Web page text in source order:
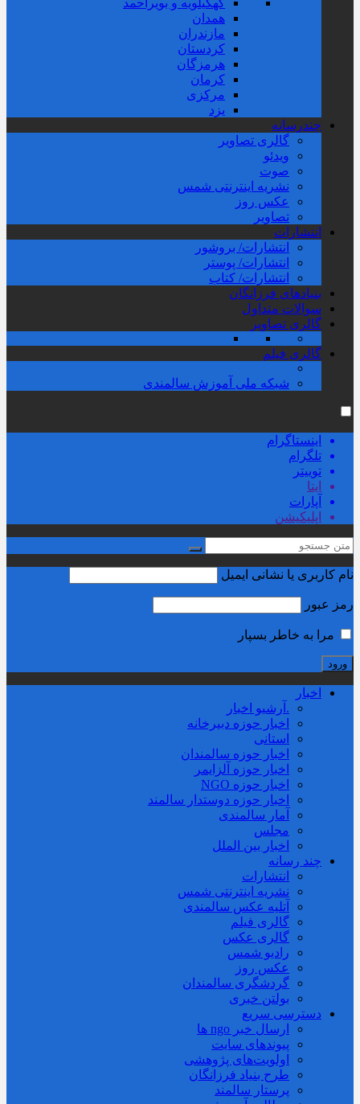
کهگیلویه و بویراحمد
همدان
مازندران
کردستان
هرمزگان
کرمان
مرکزی
یزد
چندرسانه
گالری تصاویر
ویدئو
صوت
نشریه اینترنتی شمس
عکس روز
تصاویر
انتشارات
انتشارات/ بروشور
انتشارات/ پوستر
انتشارات/ کتاب
بنیادهای فرزانگان
سوالات متداول
گالری تصاویر
گالری فیلم
شبکه ملی آموزش سالمندی
اینستاگرام
تلگرام
توییتر
ایتا
آپارات
اپلیکیشن
نام کاربری یا نشانی ایمیل
رمز عبور
مرا به خاطر بسپار
اخبار
.آرشیو اخبار
اخبار حوزه دبیرخانه
استانی
اخبار حوزه سالمندان
اخبار حوزه آلزايمر
اخبار حوزه NGO
اخبار حوزه دوستدار سالمند
آمار سالمندی
مجلس
اخبار بین الملل
چند رسانه
انتشارات
نشریه اینترنتی شمس
آتلیه عکس سالمندی
گالری فیلم
گالری عکس
رادیو شمس
عکس روز
گردشگری سالمندان
بولتن خبری
دسترسی سریع
ارسال خبر ngo ها
پیوندهای سایت
اولویت‌های پژوهشی
طرح بنیاد فرزانگان
پرستار سالمند